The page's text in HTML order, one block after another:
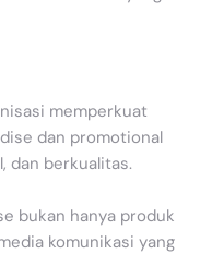
memperkuat
dan promotional
dan berkualitas.
bukan hanya produk
komunikasi yang